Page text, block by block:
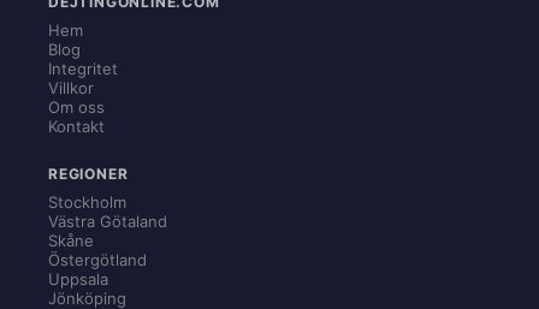
Hem
Blog
Integritet
Villkor
Om oss
Kontakt
REGIONER
Stockholm
Västra Götaland
Skåne
Östergötland
Uppsala
Jönköping